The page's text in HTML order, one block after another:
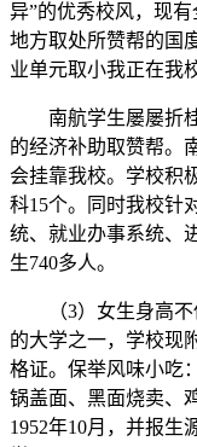
异”的优秀校风，现
地方取处所赞帮的国
业单元取小我正在我
南航学生屡屡折桂
的经济补助取赞帮。
会挂靠我校。学校积
科15个。同时我校针
统、就业办事系统、
生740多人。
（3）女生身高不
的大学之一，学校现
格证。保举风味小吃
锅盖面、黑面烧卖、
1952年10月，并报生